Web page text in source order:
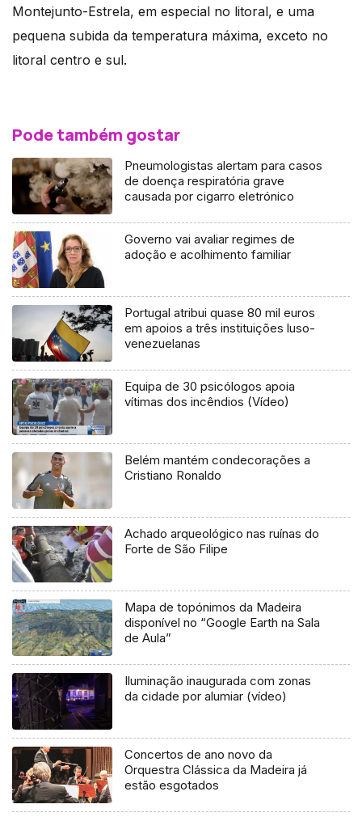
Montejunto-Estrela, em especial no litoral, e uma
pequena subida da temperatura máxima, exceto no
litoral centro e sul.
Pode também gostar
Pneumologistas alertam para casos
de doença respiratória grave
causada por cigarro eletrónico
Governo vai avaliar regimes de
adoção e acolhimento familiar
Portugal atribui quase 80 mil euros
em apoios a três instituições luso-
venezuelanas
Equipa de 30 psicólogos apoia
vítimas dos incêndios (Vídeo)
Belém mantém condecorações a
Cristiano Ronaldo
Achado arqueológico nas ruínas do
Forte de São Filipe
Mapa de topónimos da Madeira
disponível no “Google Earth na Sala
de Aula”
Iluminação inaugurada com zonas
da cidade por alumiar (vídeo)
Concertos de ano novo da
Orquestra Clássica da Madeira já
estão esgotados